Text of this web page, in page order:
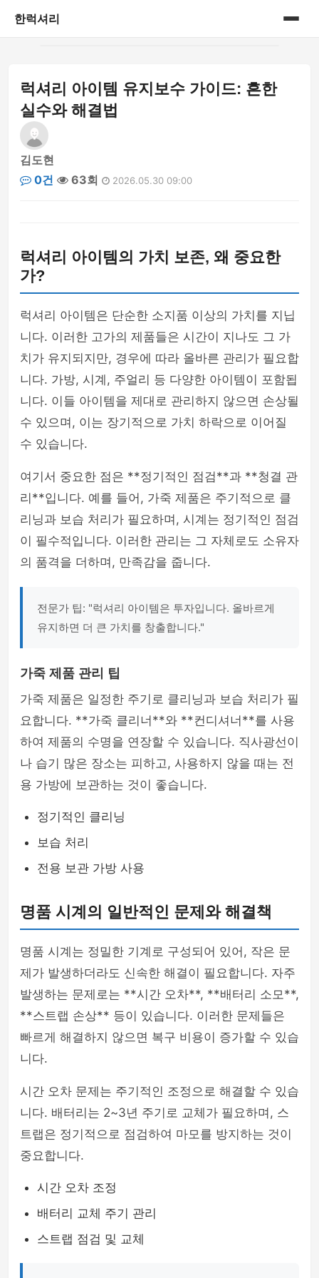
한럭셔리
프리미엄 라이프스타일
럭셔리 아이템 유지보수 가이드: 흔한
실수와 해결법
김도현
0건
63회 2026.05.30 09:00
럭셔리 아이템의 가치 보존, 왜 중요한
가?
럭셔리 아이템은 단순한 소지품 이상의 가치를 지닙
니다. 이러한 고가의 제품들은 시간이 지나도 그 가
치가 유지되지만, 경우에 따라 올바른 관리가 필요합
니다. 가방, 시계, 주얼리 등 다양한 아이템이 포함됩
니다. 이들 아이템을 제대로 관리하지 않으면 손상될
수 있으며, 이는 장기적으로 가치 하락으로 이어질
수 있습니다.
여기서 중요한 점은 **정기적인 점검**과 **청결 관
리**입니다. 예를 들어, 가죽 제품은 주기적으로 클
리닝과 보습 처리가 필요하며, 시계는 정기적인 점검
이 필수적입니다. 이러한 관리는 그 자체로도 소유자
의 품격을 더하며, 만족감을 줍니다.
전문가 팁: "럭셔리 아이템은 투자입니다. 올바르게
유지하면 더 큰 가치를 창출합니다."
가죽 제품 관리 팁
가죽 제품은 일정한 주기로 클리닝과 보습 처리가 필
요합니다. **가죽 클리너**와 **컨디셔너**를 사용
하여 제품의 수명을 연장할 수 있습니다. 직사광선이
나 습기 많은 장소는 피하고, 사용하지 않을 때는 전
용 가방에 보관하는 것이 좋습니다.
정기적인 클리닝
보습 처리
전용 보관 가방 사용
명품 시계의 일반적인 문제와 해결책
명품 시계는 정밀한 기계로 구성되어 있어, 작은 문
제가 발생하더라도 신속한 해결이 필요합니다. 자주
발생하는 문제로는 **시간 오차**, **배터리 소모**,
**스트랩 손상** 등이 있습니다. 이러한 문제들은
빠르게 해결하지 않으면 복구 비용이 증가할 수 있습
니다.
시간 오차 문제는 주기적인 조정으로 해결할 수 있습
니다. 배터리는 2~3년 주기로 교체가 필요하며, 스
트랩은 정기적으로 점검하여 마모를 방지하는 것이
중요합니다.
시간 오차 조정
배터리 교체 주기 관리
스트랩 점검 및 교체